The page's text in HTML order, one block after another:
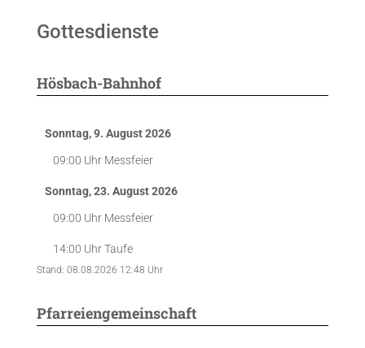
Gottesdienste
Hösbach-Bahnhof
Sonntag, 9. August 2026
09:00 Uhr Messfeier
Sonntag, 23. August 2026
09:00 Uhr Messfeier
14:00 UhrTaufe
Stand: 08.08.2026 12:48 Uhr
Pfarreiengemeinschaft